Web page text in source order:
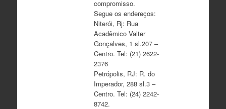
compromisso.
Segue os endereços:
Niterói, Rj: Rua
Acadêmico Valter
Gonçalves, 1 sl.207 –
Centro. Tel: (21) 2622-
2376
Petrópolis, RJ: R. do
Imperador, 288 sl.3 –
Centro. Tel: (24) 2242-
8742.